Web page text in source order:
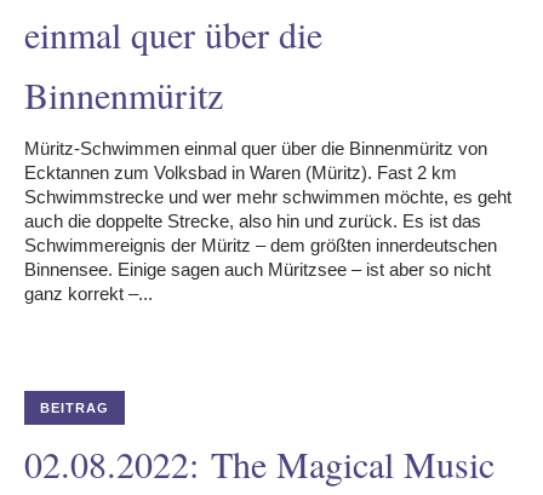
einmal quer über die
Binnenmüritz
Müritz-Schwimmen einmal quer über die Binnenmüritz von
Ecktannen zum Volksbad in Waren (Müritz). Fast 2 km
Schwimmstrecke und wer mehr schwimmen möchte, es geht
auch die doppelte Strecke, also hin und zurück. Es ist das
Schwimmereignis der Müritz – dem größten innerdeutschen
Binnensee. Einige sagen auch Müritzsee – ist aber so nicht
ganz korrekt –...
BEITRAG
02.08.2022: The Magical Music